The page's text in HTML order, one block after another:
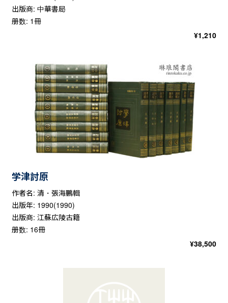
出版商: 中華書局
册数: 1冊
¥1,210
学津討原
作者名: 清・張海鵬輯
出版年: 1990(1990)
出版商: 江蘇広陵古籍
册数: 16冊
¥38,500